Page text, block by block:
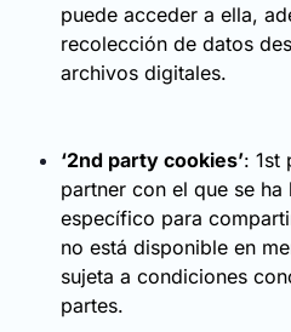
puede acceder a ella,
recolección de datos
archivos digitales.
‘2nd party cookies’: 1st
partner con el que se
específico para
no está disponible en
sujeta a condiciones
partes.